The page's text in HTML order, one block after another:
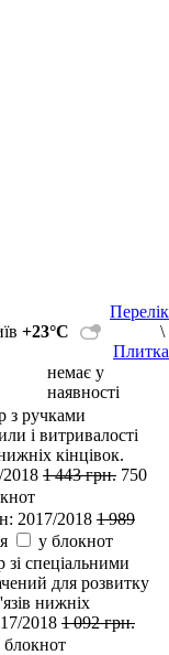
+23°С
Перелік
\
Плитка
немає у
наявності
з ручками
і витривалості
кінцівок.
2018 1 443 грн. 750
2017/2018 1 989
у блокнот
спеціальними
для розвитку
нижніх
2018 1 092 грн.
блокнот